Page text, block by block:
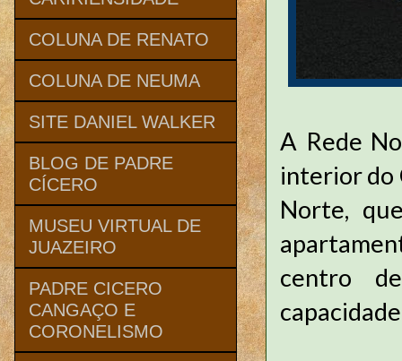
A Rede
interior do
Norte,
centro
COLUNA DE RENATO
COLUNA DE NEUMA
SITE DANIEL WALKER
BLOG DE PADRE
CÍCERO
MUSEU VIRTUAL DE
JUAZEIRO
PADRE CICERO
CANGAÇO E
CORONELISMO